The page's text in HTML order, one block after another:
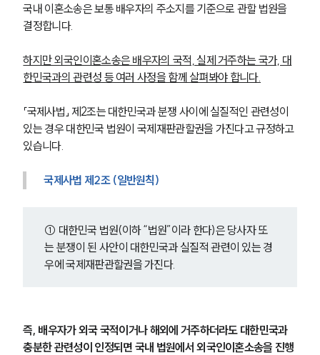
국내 이혼소송은 보통 배우자의 주소지를 기준으로 관할 법원을
결정합니다.
하지만 외국인이혼소송은 배우자의 국적, 실제 거주하는 국가, 대
한민국과의 관련성 등 여러 사정을 함께 살펴봐야 합니다.
「국제사법」 제2조는 대한민국과 분쟁 사이에 실질적인 관련성이
있는 경우 대한민국 법원이 국제재판관할권을 가진다고 규정하고
있습니다.
국제사법 제2조 (일반원칙)
① 대한민국 법원(이하 “법원”이라 한다)은 당사자 또
는 분쟁이 된 사안이 대한민국과 실질적 관련이 있는 경
우에 국제재판관할권을 가진다.
즉, 배우자가 외국 국적이거나 해외에 거주하더라도 대한민국과
충분한 관련성이 인정되면 국내 법원에서 외국인이혼소송을 진행